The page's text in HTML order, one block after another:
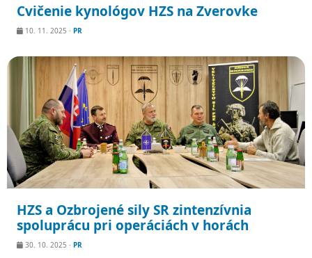
Cvičenie kynológov HZS na Zverovke
10. 11. 2025 · PR
HZS a Ozbrojené sily SR zintenzívnia
spoluprácu pri operáciách v horách
30. 10. 2025 · PR